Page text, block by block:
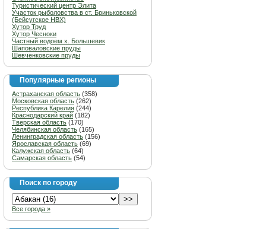
Туристический центр Элита
Участок рыболовства в ст. Бриньковской
(Бейсугское НВХ)
Хутор Труд
Хутор Чесноки
Частный водоем х. Большевик
Шаповаловские пруды
Шевченковские пруды
Популярные регионы
Астраханская область (358)
Московская область (262)
Республика Карелия (244)
Краснодарский край (182)
Тверская область (170)
Челябинская область (165)
Ленинградская область (156)
Ярославская область (69)
Калужская область (64)
Самарская область (54)
Поиск по городу
Все города »